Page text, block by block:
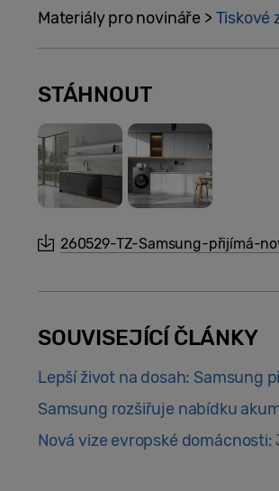
Materiály pro novináře > Tiskové
STÁHNOUT
260529-TZ-Samsung-přijímá-
SOUVISEJÍCÍ ČLÁNKY
Lepší život na dosah: Samsung
Samsung rozšiřuje nabídku
Nová vize evropské